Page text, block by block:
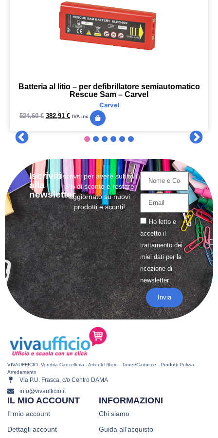
Batteria al litio – per defibrillatore semiautomatico
Rescue Sam – Carvel
Carvel
524,60€ 382,91 € IVA inc.
Iscriviti
alla
newsletter
Iscriviti per avere subito il
5% di sconto e restare
aggiornato su nuovi
prodotti e sconti!
Ho letto e
accetto il
trattamentodei
miei dati per la
ricezione di
newsletter
Invia
VIVAUFFICIO: Vendita Cancelleria - Articoli Ufficio - Toner/Cartucce - Prodotti Pulizia -
Arredamento
Via P.U. Frasca, c/o Centro DAMA
info@vivaufficio.it
INFORMAZIONI
Chi siamo
Guida all’acquisto
IL MIO ACCOUNT
Il mio account
Dettagli account